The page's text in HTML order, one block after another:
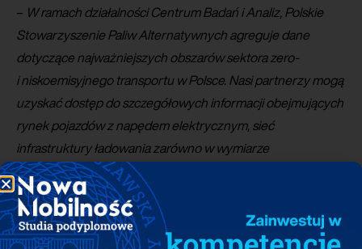
– W ramach działalności Centrum Badań i Analiz, Polskie
Stowarzyszenie Paliw Alternatywnych agreguje dane
dotyczące najważniejszych obszarów sektora zero-
i niskoemisyjnego transportu w Polsce. Nasi partnerzy mogą
uzyskać dostęp do szczegółowych informacji obejmujących
rynek pojazdów z napędem elektrycznym, sieć
infrastruktury ładowania zarówno w wymiarze
ogólnokrajowym, jak i lokalnym, jak również krótko –
oraz długoterminowe prognozy rozwoju sektora
elektromobilności w Polsce. Współpraca z BMW Group
to przykład tego, że nasze dane przynoszą wymierne